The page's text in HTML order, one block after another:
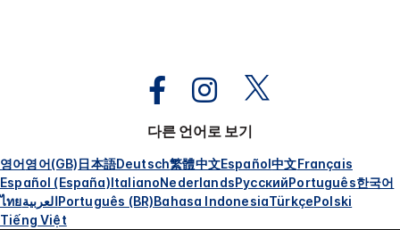
다른 언어로 보기
영어영어(GB)日本語Deutsch繁體中文Español中文Français
Español (España)ItalianoNederlandsРусскийPortuguês한국어
ไทยالعربيةPortuguês (BR)Bahasa IndonesiaTürkçePolski
Tiếng Việt